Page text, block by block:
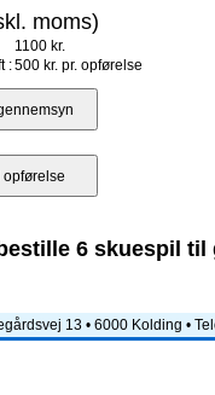
moms)
1100 kr.
:500 kr. pr. opførelse
6 skuespil til
13 • 6000 Kolding •